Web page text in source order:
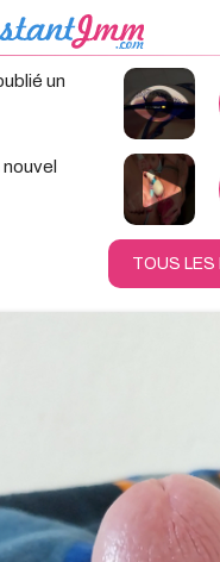
un
nouvel
TOUS